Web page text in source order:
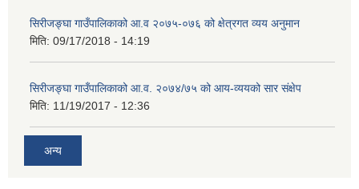
सिरीजङ्घा गाउँपालिकाको आ.व २०७५-०७६ को क्षेत्रगत व्यय अनुमान
मिति: 09/17/2018 - 14:19
सिरीजङ्घा गाउँपालिकाको आ.व. २०७४/७५ को आय-व्ययको सार संक्षेप
मिति: 11/19/2017 - 12:36
अन्य